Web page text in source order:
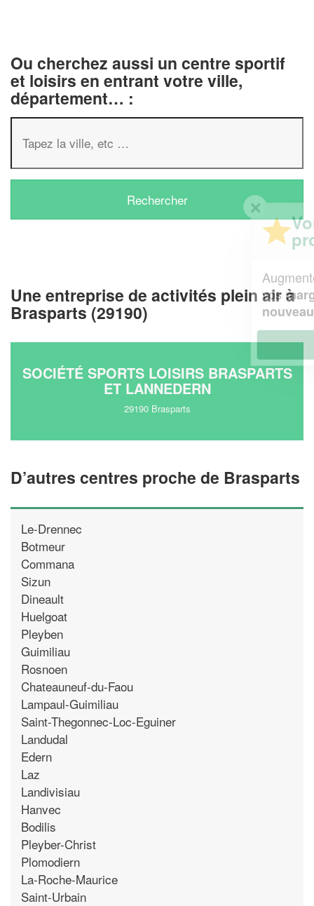
Ou cherchez aussi un centre sportif
et loisirs en entrant votre ville,
département… :
Une entreprise de activités plein air à
Brasparts (29190)
SOCIÉTÉ SPORTS LOISIRS BRASPARTS
ET LANNEDERN
29190 Brasparts
D’autres centres proche de Brasparts
Le-Drennec
Botmeur
Commana
Sizun
Dineault
Huelgoat
Pleyben
Guimiliau
Rosnoen
Chateauneuf-du-Faou
Lampaul-Guimiliau
Saint-Thegonnec-Loc-Eguiner
Landudal
Edern
Laz
Landivisiau
Hanvec
Bodilis
Pleyber-Christ
Plomodiern
La-Roche-Maurice
Saint-Urbain
Vous êtes un
chiffre d'affaireset
vosmargestout en gagnant de
nouveaux clients
En savoir plus